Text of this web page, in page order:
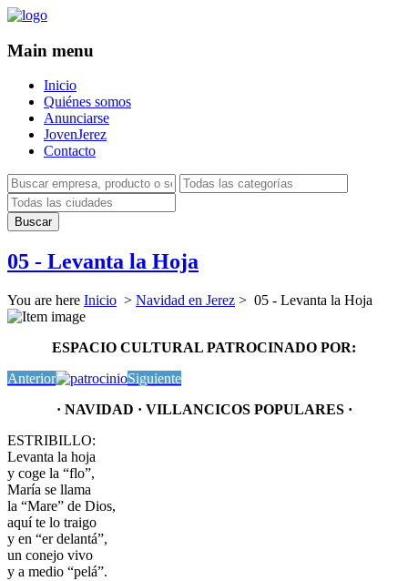
Main menu
Inicio
Quiénes somos
Anunciarse
JovenJerez
Contacto
05 - Levanta la Hoja
You are here Inicio > Navidad en Jerez > 05 - Levanta la Hoja
ESPACIO CULTURAL PATROCINADO POR:
Anterior
Siguiente
· NAVIDAD · VILLANCICOS POPULARES ·
ESTRIBILLO:
Levanta la hoja
y coge la “flo”,
María se llama
la “Mare” de Dios,
aquí te lo traigo
y en “er delantá”,
un conejo vivo
y a medio “pelá”.